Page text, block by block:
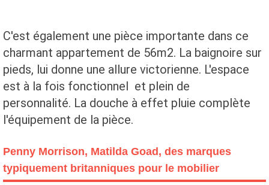
C'est également une pièce importante dans ce
charmant appartement de 56m2. La baignoire sur
pieds, lui donne une allure victorienne. L'espace
est à la fois fonctionnel et plein de
personnalité. La douche à effet pluie complète
l'équipement de la pièce.
Penny Morrison, Matilda Goad, des marques
typiquement britanniques pour le mobilier